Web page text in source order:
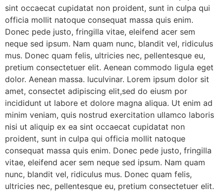
sint occaecat cupidatat non proident, sunt in culpa qui
officia mollit natoque consequat massa quis enim.
Donec pede justo, fringilla vitae, eleifend acer sem
neque sed ipsum. Nam quam nunc, blandit vel, ridiculus
mus. Donec quam felis, ultricies nec, pellentesque eu,
pretium consectetuer elit. Aenean commodo ligula eget
dolor. Aenean massa. luculvinar. Lorem ipsum dolor sit
amet, consectet adipiscing elit,sed do eiusm por
incididunt ut labore et dolore magna aliqua. Ut enim ad
minim veniam, quis nostrud exercitation ullamco laboris
nisi ut aliquip ex ea sint occaecat cupidatat non
proident, sunt in culpa qui officia mollit natoque
consequat massa quis enim. Donec pede justo, fringilla
vitae, eleifend acer sem neque sed ipsum. Nam quam
nunc, blandit vel, ridiculus mus. Donec quam felis,
ultricies nec, pellentesque eu, pretium consectetuer elit.